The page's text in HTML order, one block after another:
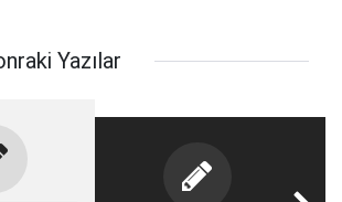
Yazılar